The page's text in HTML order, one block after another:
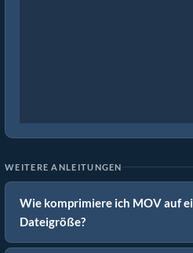
WEITERE ANLEITUNGEN
Wie komprimiere ich MOV auf
Dateigröße?